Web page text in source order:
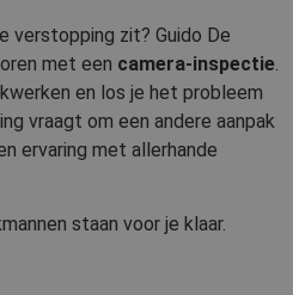
verstopping zit? Guido De
met een camera-inspectie
en los je het probleem
vraagt om een andere aanpak
ervaring met allerhande
staan voor je klaar.